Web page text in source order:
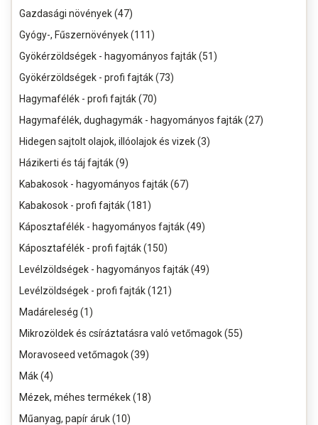
Gazdasági növények (47)
Gyógy-, Fűszernövények (111)
Gyökérzöldségek - hagyományos fajták (51)
Gyökérzöldségek - profi fajták (73)
Hagymafélék - profi fajták (70)
Hagymafélék, dughagymák - hagyományos fajták (27)
Hidegen sajtolt olajok, illóolajok és vizek (3)
Házikerti és táj fajták (9)
Kabakosok - hagyományos fajták (67)
Kabakosok - profi fajták (181)
Káposztafélék - hagyományos fajták (49)
Káposztafélék - profi fajták (150)
Levélzöldségek - hagyományos fajták (49)
Levélzöldségek - profi fajták (121)
Madáreleség (1)
Mikrozöldek és csíráztatásra való vetőmagok (55)
Moravoseed vetőmagok (39)
Mák (4)
Mézek, méhes termékek (18)
Műanyag, papír áruk (10)